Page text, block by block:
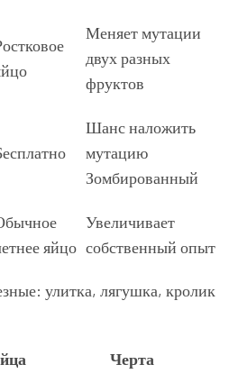
Меняет мутации
двух разных
фруктов
Шанс наложить
мутацию
Зомбированный
яйцо
Увеличивает
собственный опыт
улитка, лягушка, кролик
Черта